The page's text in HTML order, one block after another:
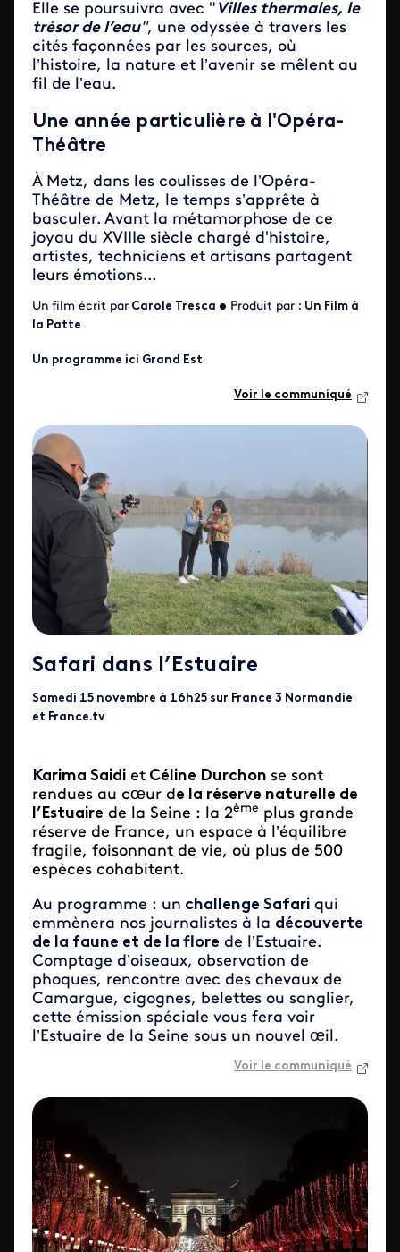
Elle se poursuivra avec " Villes thermales, le
trésor de l’eau", une odyssée à travers les
cités façonnées par les sources, où
l’histoire, la nature et l’avenir se mêlent au
fil de l’eau.
Une année particulière à l'Opéra-
Théâtre
À Metz, dans les coulisses de l’Opéra-
Théâtre de Metz, le temps s’apprête à
basculer. Avant la métamorphose de ce
joyau du XVIIIe siècle chargé d'histoire,
artistes, techniciens et artisans partagent
leurs émotions...
Un film écrit par Carole Tresca • Produit par : Un Film à
la Patte
Un programme ici Grand Est
Voir le communiqué
Safari dans l’Estuaire
Samedi 15 novembre à 16h25 sur France 3 Normandie
et France.tv
Karima Saidi et Céline Durchon se sont
rendues au cœur d e la réserve naturelle de
l’Estuaire de la Seine : la 2ème plus grande
réserve de France, un espace à l’équilibre
fragile, foisonnant de vie, où plus de 500
espèces cohabitent.
Au programme : un challenge Safari qui
emmènera nos journalistes à la découverte
de la faune et de la flore de l’Estuaire.
Comptage d’oiseaux, observation de
phoques, rencontre avec des chevaux de
Camargue, cigognes, belettes ou sanglier,
cette émission spéciale vous fera voir
l’Estuaire de la Seine sous un nouvel œil.
Voir le communiqué